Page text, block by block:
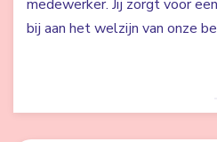
medewerker. Jij zorgt voor
bij aan het welzijn van onze